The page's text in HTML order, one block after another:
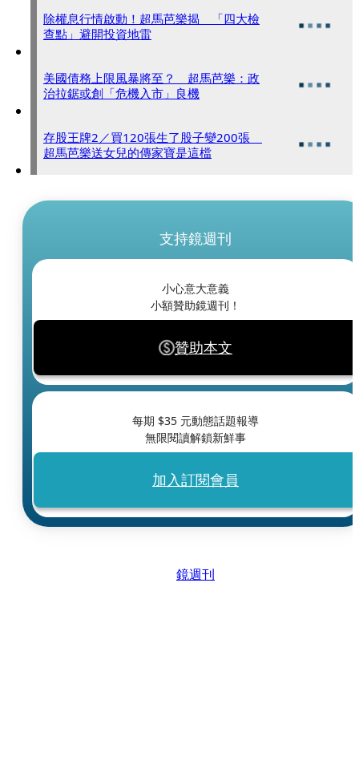
除權息行情啟動！超馬芭樂揭 「四大檢
查點」避開投資地雷
美國債務上限風暴將至？ 超馬芭樂：政
治拉鋸或創「危機入市」良機
存股王牌2／買120張生了股子變200張
超馬芭樂送女兒的傳家寶是這檔
支持鏡週刊
小心意大意義
小額贊助鏡週刊！
贊助本文
每期 $35 元動態話題報導
無限閱讀解鎖新鮮事
加入訂閱會員
鏡週刊